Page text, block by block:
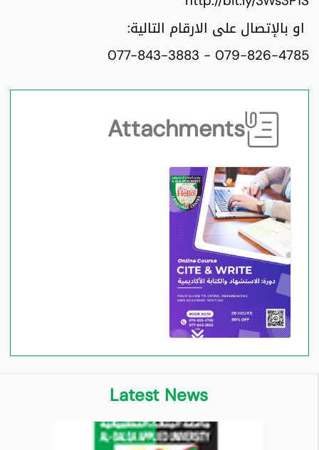
او بالإتصال على الارقام التالية:
079-826-4785 - 077-843-3883
Attachments
Latest News